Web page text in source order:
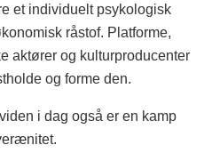
et individuelt psykologisk
råstof. Platforme,
aktører og kulturproducenter
og forme den.
i dag også er en kamp